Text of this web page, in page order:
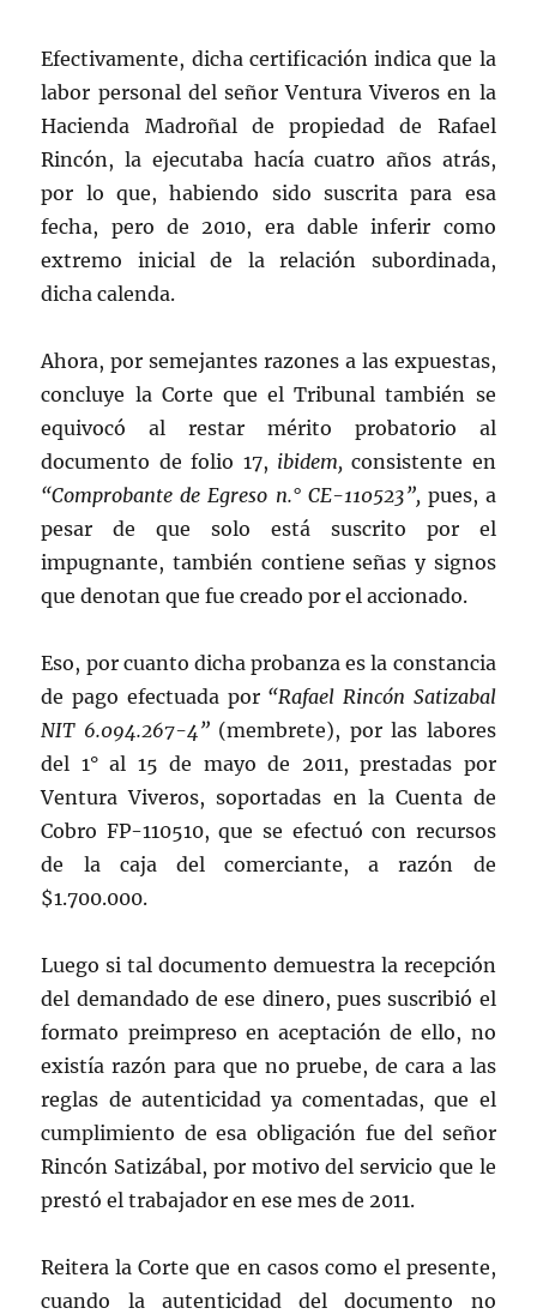
Efectivamente, dicha certificación indica que la
labor personal del señor Ventura Viveros en la
Hacienda Madroñal de propiedad de Rafael
Rincón, la ejecutaba hacía cuatro años atrás,
por lo que, habiendo sido suscrita para esa
fecha, pero de 2010, era dable inferir como
extremo inicial de la relación subordinada,
dicha calenda.
Ahora, por semejantes razones a las expuestas,
concluye la Corte que el Tribunal también se
equivocó al restar mérito probatorio al
documento de folio 17, ibidem,consistente en
“Comprobante de Egreso n.° CE-110523”,pues, a
pesar de que solo está suscrito por el
impugnante, también contiene señas y signos
que denotan que fue creado por el accionado.
Eso, por cuanto dicha probanza es la constancia
de pago efectuada por “Rafael Rincón Satizabal
NIT 6.094.267-4” (membrete), por las labores
del 1° al 15 de mayo de 2011, prestadas por
Ventura Viveros, soportadas en la Cuenta de
Cobro FP-110510, que se efectuó con recursos
de la caja del comerciante, a razón de
$1.700.000.
Luego si tal documento demuestra la recepción
del demandado de ese dinero, pues suscribió el
formato preimpreso en aceptación de ello, no
existía razón para que no pruebe, de cara a las
reglas de autenticidad ya comentadas, que el
cumplimiento de esa obligación fue del señor
Rincón Satizábal, por motivo del servicio que le
prestó el trabajador en ese mes de 2011.
Reitera la Corte que en casos como el presente,
cuando la autenticidad del documento no